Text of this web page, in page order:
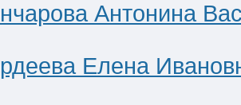
Антонина
Елена